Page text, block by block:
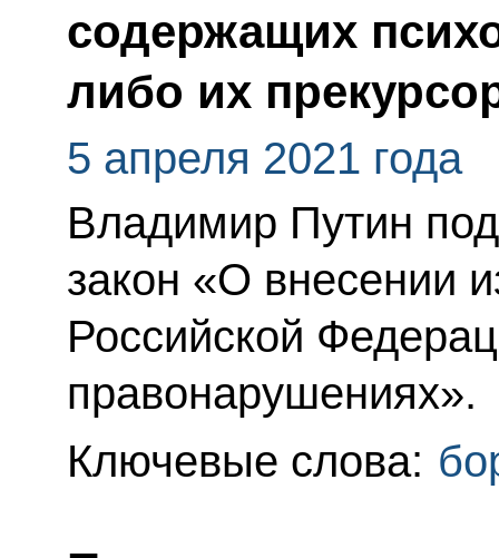
содержащих
либо их
5 апреля 2021 года
Владимир Путин
закон «О внесении
Российской
правонарушениях».
Ключевые слова: